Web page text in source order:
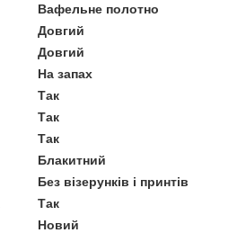
Вафельне полотно
Довгий
Довгий
На запах
Так
Так
Так
Блакитний
Без візерунків і принтів
Так
Новий